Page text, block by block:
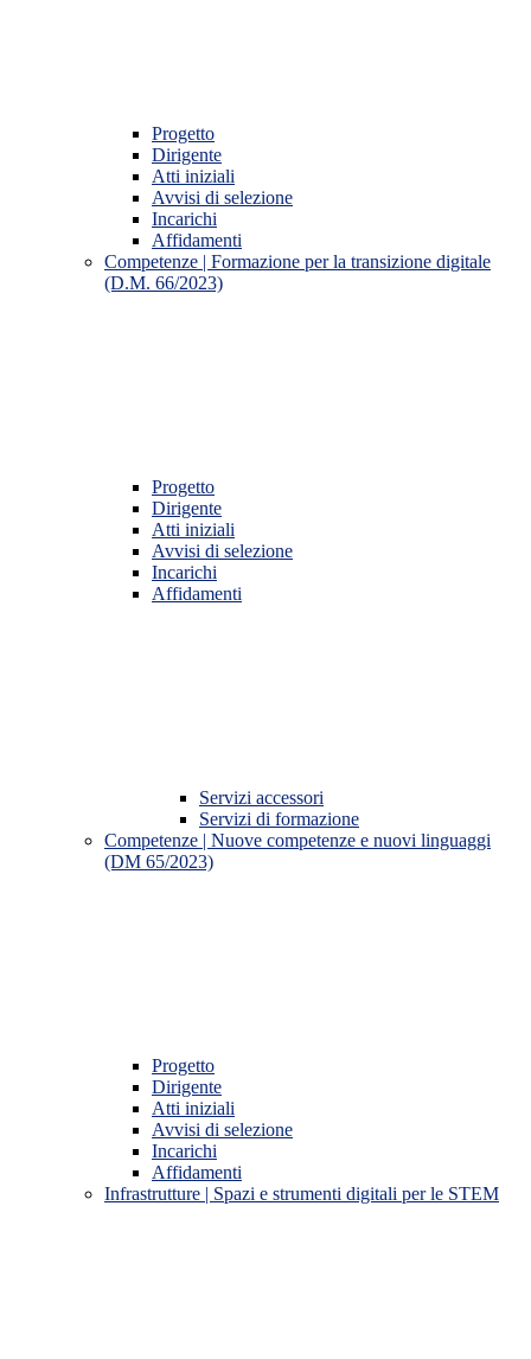
Progetto
Dirigente
Atti iniziali
Avvisi di selezione
Incarichi
Affidamenti
Competenze | Formazione per la transizione digitale
(D.M. 66/2023)
Progetto
Dirigente
Atti iniziali
Avvisi di selezione
Incarichi
Affidamenti
Servizi accessori
Servizi di formazione
Competenze | Nuove competenze e nuovi linguaggi
(DM 65/2023)
Progetto
Dirigente
Atti iniziali
Avvisi di selezione
Incarichi
Affidamenti
Infrastrutture | Spazi e strumenti digitali per le STEM